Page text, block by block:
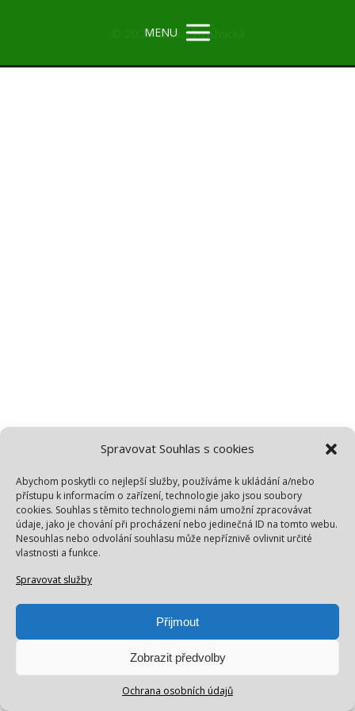
Spravovat Souhlas s cookies
Abychom poskytli co nejlepší služby, používáme k ukládání a/nebo
přístupu k informacím o zařízení, technologie jako jsou soubory
cookies. Souhlas s těmito technologiemi nám umožní zpracovávat
údaje, jako je chování při procházení nebo jedinečná ID na tomto webu.
Nesouhlas nebo odvolání souhlasu může nepříznivě ovlivnit určité
vlastnosti a funkce.
Spravovat služby
Přijmout
Zobrazit předvolby
Ochrana osobních údajů
MENU
© 2026 Zuzka Strážnická